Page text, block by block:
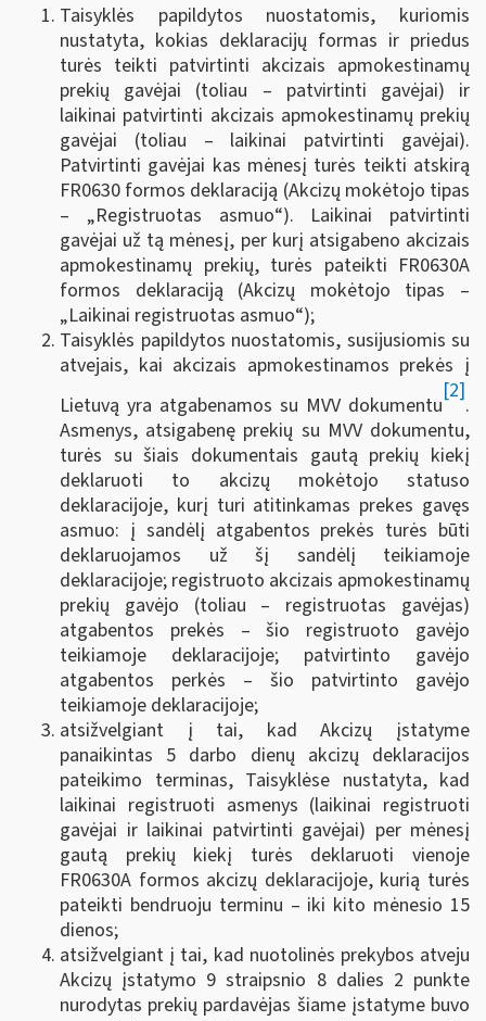
Taisyklės papildytos nuostatomis, kuriomis
nustatyta, kokias deklaracijų formas ir priedus
turės teikti patvirtinti akcizais apmokestinamų
prekių gavėjai (toliau – patvirtinti gavėjai) ir
laikinai patvirtinti akcizais apmokestinamų prekių
gavėjai (toliau – laikinai patvirtinti gavėjai).
Patvirtinti gavėjai kas mėnesį turės teikti atskirą
FR0630 formos deklaraciją (Akcizų mokėtojo tipas
– „Registruotas asmuo“). Laikinai patvirtinti
gavėjai už tą mėnesį, per kurį atsigabeno akcizais
apmokestinamų prekių, turės pateikti FR0630A
formos deklaraciją (Akcizų mokėtojo tipas –
„Laikinai registruotas asmuo“);
Taisyklės papildytos nuostatomis, susijusiomis su
atvejais, kai akcizais apmokestinamos prekės į
Lietuvą yra atgabenamos su MVV dokumentu
[2]
.
Asmenys, atsigabenę prekių su MVV dokumentu,
turės su šiais dokumentais gautą prekių kiekį
deklaruoti to akcizų mokėtojo statuso
deklaracijoje, kurį turi atitinkamas prekes gavęs
asmuo: į sandėlį atgabentos prekės turės būti
deklaruojamos už šį sandėlį teikiamoje
deklaracijoje; registruoto akcizais apmokestinamų
prekių gavėjo (toliau – registruotas gavėjas)
atgabentos prekės – šio registruoto gavėjo
teikiamoje deklaracijoje; patvirtinto gavėjo
atgabentos perkės – šio patvirtinto gavėjo
teikiamoje deklaracijoje;
atsižvelgiant į tai, kad Akcizų įstatyme
panaikintas 5 darbo dienų akcizų deklaracijos
pateikimo terminas, Taisyklėse nustatyta, kad
laikinai registruoti asmenys (laikinai registruoti
gavėjai ir laikinai patvirtinti gavėjai) per mėnesį
gautą prekių kiekį turės deklaruoti vienoje
FR0630A formos akcizų deklaracijoje, kurią turės
pateikti bendruoju terminu – iki kito mėnesio 15
dienos;
atsižvelgiant į tai, kad nuotolinės prekybos atveju
Akcizų įstatymo 9 straipsnio 8 dalies 2 punkte
nurodytas prekių pardavėjas šiame įstatyme buvo